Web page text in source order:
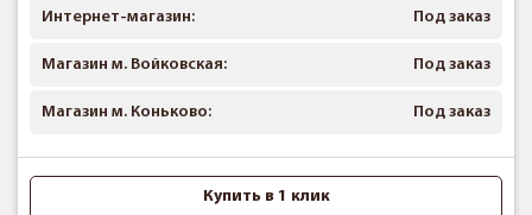
Интернет-магазин: Под заказ
Магазин м. Войковская: Под заказ
Магазин м. Коньково: Под заказ
Купить в 1 клик